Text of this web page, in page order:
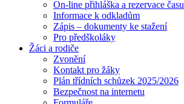
On-line přihláška a rezervace času
Informace k odkladům
Zápis – dokumenty ke stažení
Pro předškoláky
Žáci a rodiče
Zvonění
Kontakt pro žáky
Plán třídních schůzek 2025/2026
Bezpečnost na internetu